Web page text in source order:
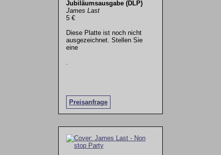
Jubiläumsausgabe (DLP)
James Last
5 €
Diese Platte ist noch nicht
ausgezeichnet. Stellen Sie
eine
Preisanfrage